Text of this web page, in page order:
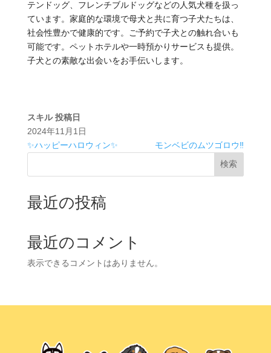
テンドッグ、フレンチブルドッグなどの人気犬種を扱っ
ています。家庭的な環境で母犬と共に育つ子犬たちは、
社会性豊かで健康的です。ご予約で子犬との触れ合いも
可能です。ペットホテルや一時預かりサービスも提供。
子犬との素敵な出会いをお手伝いします。
スキル 投稿日
2024年11月1日
✨️ハッピーハロウィン✨️
モンベビのムツゴロウ‼️
検索
最近の投稿
最近のコメント
表示できるコメントはありません。